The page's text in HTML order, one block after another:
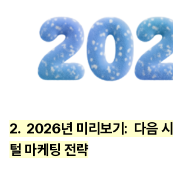
2. 2026년 미리보기: 다음 시
털 마케팅 전략